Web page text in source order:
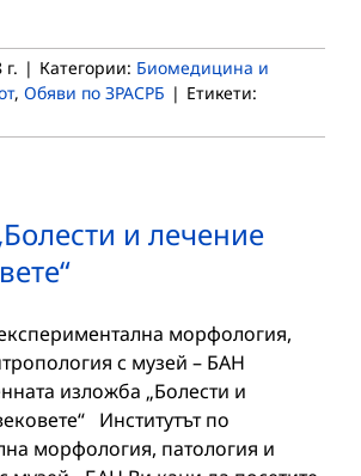
| Категории: Биомедицина и
, Обяви по ЗРАСРБ | Етикети:
и лечение
морфология,
с музей – БАН
изложба „Болести и
Институтът по
морфология, патология и